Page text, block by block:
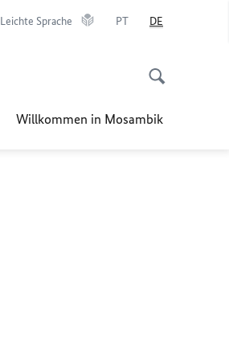
Leichte Sprache PT DE
Willkommen in Mosambik